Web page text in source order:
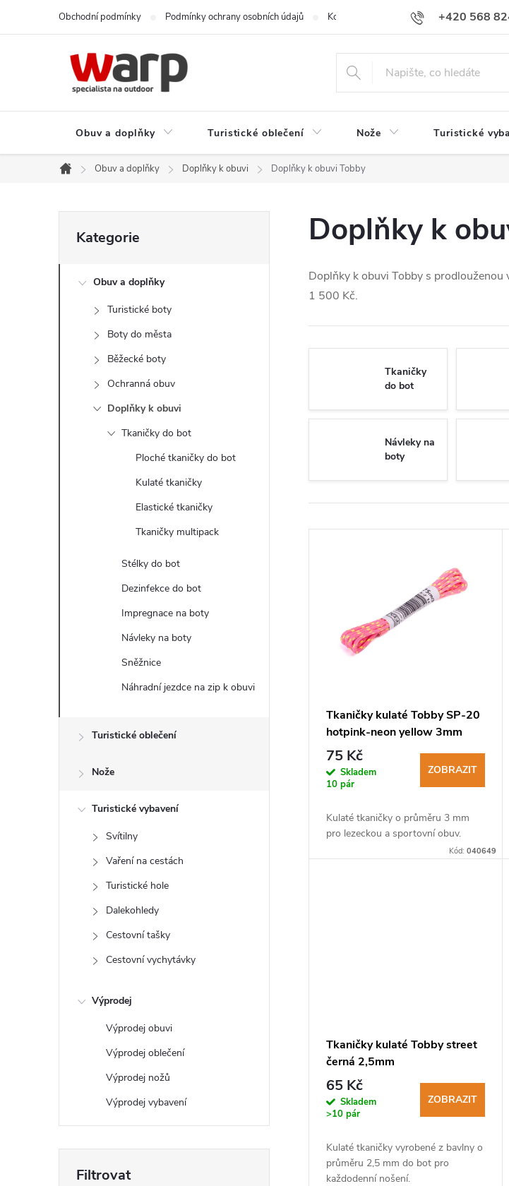
+420 568
Obchodní podmínky Podmínky ochrany osobních údajů Kontakty Doprava a platba
Obuv a doplňky Turistické oblečení Nože Turistické
Domů
Obuv a doplňky Doplňky k obuvi Doplňky k obuvi Tobby
o
kategorie
Kategorie
Obuv a doplňky
Turistické boty
Boty do města
Běžecké boty
Ochranná obuv
Doplňky k obuvi
Tkaničky do bot
Ploché tkaničky do bot
Kulaté tkaničky
Elastické tkaničky
Tkaničky multipack
Stélky do bot
Dezinfekce do bot
Impregnace na boty
Návleky na boty
Sněžnice
Náhradní jezdce na zip k obuvi
Turistické oblečení
Nože
Turistické vybavení
Svítilny
Vaření na cestách
Turistické hole
Dalekohledy
Cestovní tašky
Cestovní vychytávky
Výprodej
Výprodej obuvi
Výprodej oblečení
Výprodej nožů
Výprodej vybavení
Doplňky k
Doplňky k obuvi Tobby s
1 500 Kč.
Tkaničky
do bot
Návleky na
boty
u
Tkaničky kulaté Tobby SP-20
hotpink-neon yellow 3mm
75 Kč
Skladem
10 pár
ZOBRAZIT
Kulaté tkaničky o průměru 3 mm
pro lezeckou a sportovní obuv.
Kód:040649
Tkaničky kulaté Tobby street
černá 2,5mm
65 Kč
Skladem
>10 pár
ZOBRAZIT
Kulaté tkaničky vyrobené z bavlny o
průměru 2,5 mm do bot pro
každodenní nošení.